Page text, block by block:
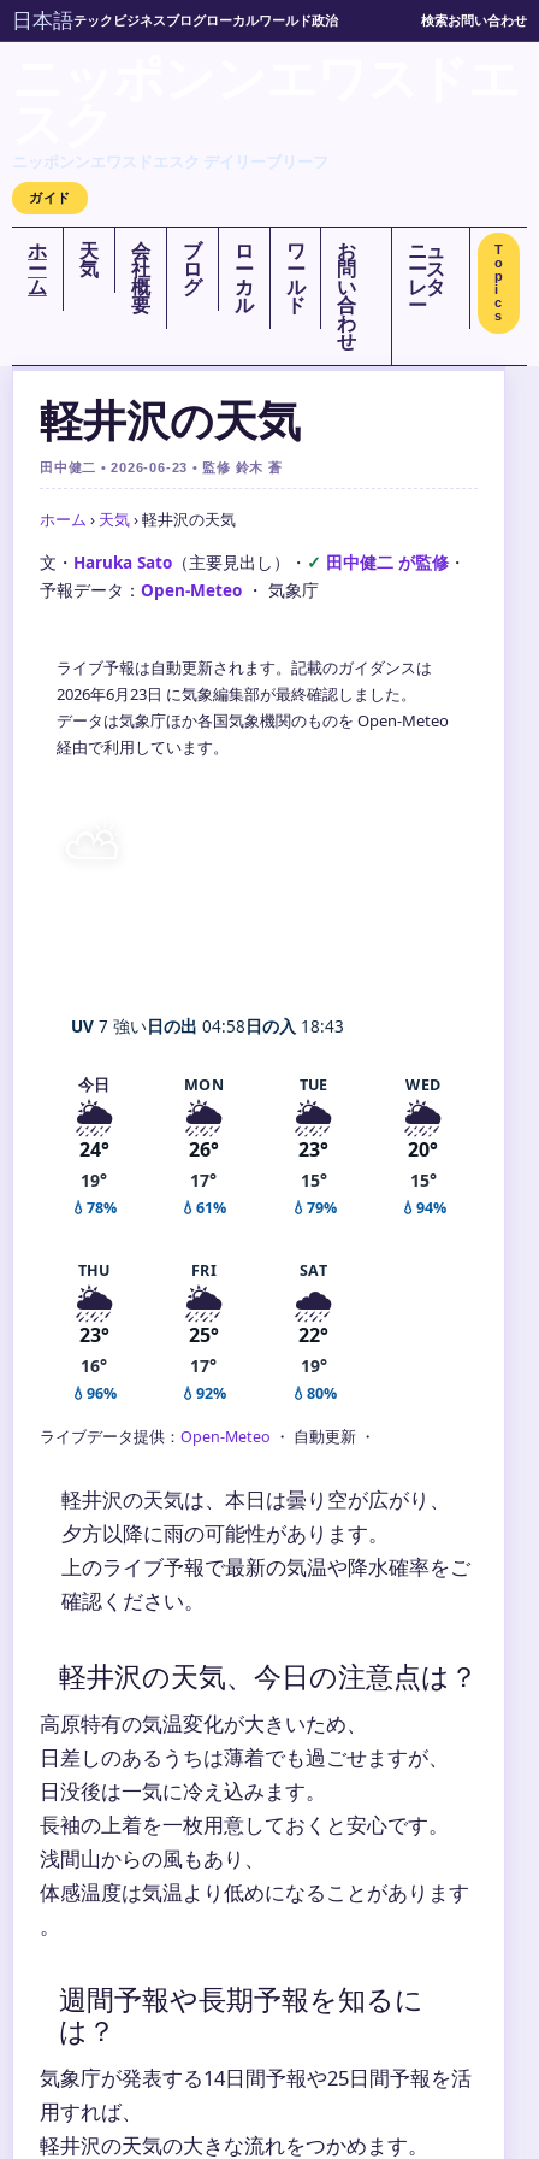
日本語テック ビジネスブログローカルワールド政治 検索お問い合わせ
ニッポンンエワスドエスク デイリーブリーフ
ガイド
ホ
ー
ム
天
気
会
社
概
要
ブ
ロ
グ
ロ
ー
カ
ル
ワ
ー
ル
ド
お
問
い
合
わ
せ
ニュ
ース
レタ
ー
T
o
p
i
c
s
軽井沢の天気
田中健二 • 2026-06-23 • 監修 鈴木 蒼
ホーム › 天気›軽井沢の天気
文・ Haruka Sato （主要見出し） ・ 田中健二 が監修 ・
予報データ： Open-Meteo ・ 気象庁
ライブ予報は自動更新されます。記載のガイダンスは
2026年6月23日 に気象編集部が最終確認しました。
データは気象庁ほか各国気象機関のものを Open-Meteo
経由で利用しています。
UV 7 強い日の出 04:58日の入 18:43
今日
🌦️
24°
19°
💧78%
MON
🌦️
26°
17°
💧61%
TUE
🌦️
23°
15°
💧79%
WED
🌦️
20°
15°
💧94%
THU
🌦️
23°
16°
💧96%
FRI
🌦️
25°
17°
💧92%
SAT
🌧️
22°
19°
💧80%
ライブデータ提供： Open-Meteo ・ 自動更新 ・
軽井沢の天気は、本日は曇り空が広がり、
夕方以降に雨の可能性があります。
上のライブ予報で最新の気温や降水確率をご
確認ください。
軽井沢の天気、今日の注意点は？
高原特有の気温変化が大きいため、
日差しのあるうちは薄着でも過ごせますが、
日没後は一気に冷え込みます。
長袖の上着を一枚用意しておくと安心です。
浅間山からの風もあり、
体感温度は気温より低めになることがあります
。
週間予報や長期予報を知るに
は？
気象庁が発表する14日間予報や25日間予報を活
用すれば、
軽井沢の天気の大きな流れをつかめます。